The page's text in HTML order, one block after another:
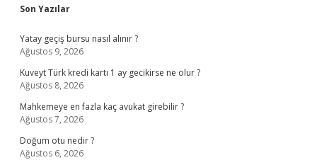
Sidebar
Son Yazılar
Yatay geçiş bursu nasıl alınır ?
Ağustos 9, 2026
Kuveyt Türk kredi kartı 1 ay gecikirse ne olur ?
Ağustos 8, 2026
Mahkemeye en fazla kaç avukat girebilir ?
Ağustos 7, 2026
Doğum otu nedir ?
Ağustos 6, 2026